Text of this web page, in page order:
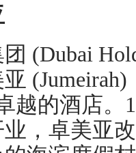
(Dubai
越的酒店。
，卓美亚